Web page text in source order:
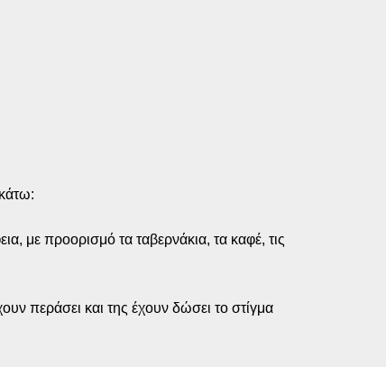
με προορισμό τα ταβερνάκια, τα καφέ, τις
περάσει και της έχουν δώσει το στίγμα